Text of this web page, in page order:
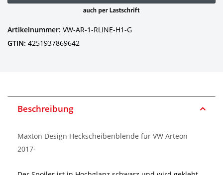
Artikelnummer: VW-AR-1-RLINE-H1-G
GTIN: 4251937869642
Beschreibung
Maxton Design Heckscheibenblende für VW Arteon
2017-